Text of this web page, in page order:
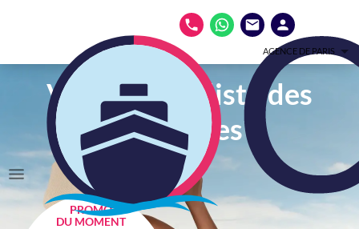
AGENCE DE PARIS
Votre spécialiste des
croisières
PROMO
DU MOMENT